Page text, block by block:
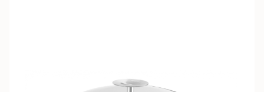
Stiel- und